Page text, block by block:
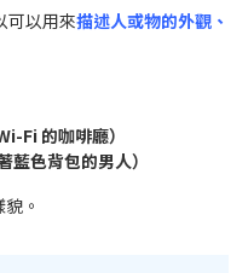
可以用來描述人或物的外觀、
Fi 的咖啡廳）
色背包的男人）
。